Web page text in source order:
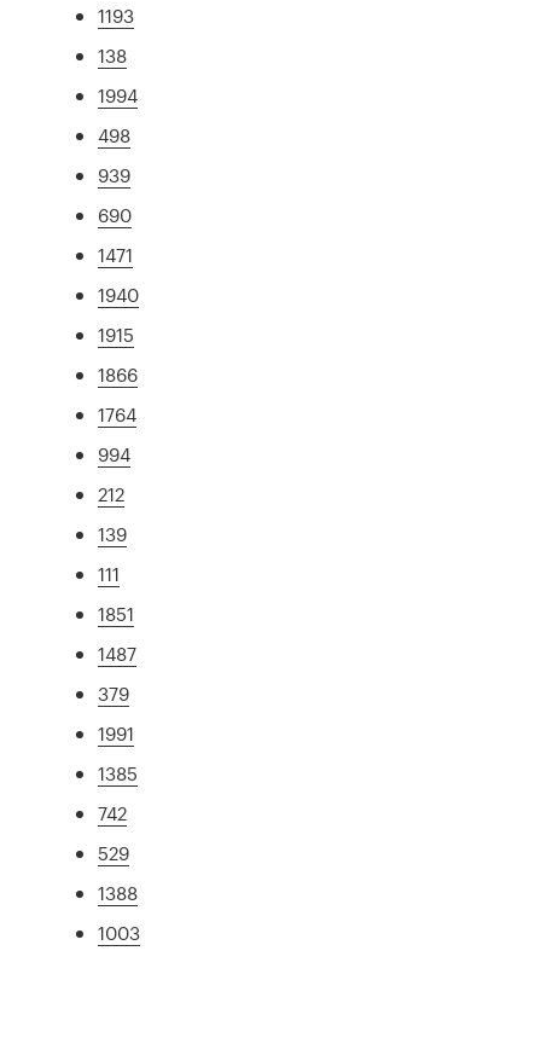
1193
138
1994
498
939
690
1471
1940
1915
1866
1764
994
212
139
111
1851
1487
379
1991
1385
742
529
1388
1003